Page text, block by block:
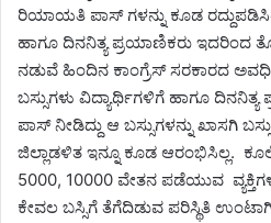
ರಿಯಾಯತಿ ಪಾಸ್ ಗಳನ್ನು ಕೂಡ
ಹಾಗೂ ದಿನನಿತ್ಯ ಪ್ರಯಾಣಿಕರು ಇದರಿಂದ
ನಡುವೆ ಹಿಂದಿನ ಕಾಂಗ್ರೆಸ್ ಸರಕಾರದ
ಬಸ್ಸುಗಳು ವಿದ್ಯಾರ್ಥಿಗಳಿಗೆ ಹಾಗೂ
ಪಾಸ್ ನೀಡಿದ್ದು ಆ ಬಸ್ಸುಗಳನ್ನು ಖಾಸಗಿ
ಜಿಲ್ಲಾಡಳಿತ ಇನ್ನೂ ಕೂಡ ಆರಂಭಿಸಿಲ್ಲ.
5000, 10000 ವೇತನ ಪಡೆಯುವ
ಕೇವಲ ಬಸ್ಸಿಗೆ ತೆಗೆದಿಡುವ ಪರಿಸ್ಥಿತಿ